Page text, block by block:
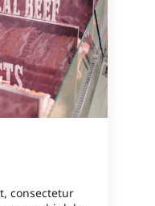
consectetur